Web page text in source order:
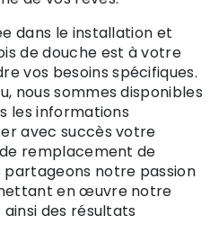
dans le installation et
de douche est à votre
vos besoins spécifiques.
nous sommes disponibles
les informations
avec succès votre
remplacement de
partageons notre passion
en œuvre notre
des résultats